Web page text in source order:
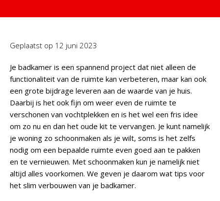
Geplaatst op 12 juni 2023
Je badkamer is een spannend project dat niet alleen de
functionaliteit van de ruimte kan verbeteren, maar kan ook
een grote bijdrage leveren aan de waarde van je huis.
Daarbij is het ook fijn om weer even de ruimte te
verschonen van vochtplekken en is het wel een fris idee
om zo nu en dan het oude kit te vervangen. Je kunt namelijk
je woning zo schoonmaken als je wilt, soms is het zelfs
nodig om een bepaalde ruimte even goed aan te pakken
en te vernieuwen. Met schoonmaken kun je namelijk niet
altijd alles voorkomen. We geven je daarom wat tips voor
het slim verbouwen van je badkamer.